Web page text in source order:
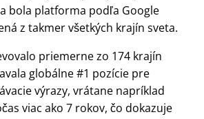
bola platforma podľa Google
z takmer všetkých krajín sveta.
priemerne zo 174 krajín
globálne #1 pozície pre
výrazy, vrátane napríklad
viac ako 7 rokov, čo dokazuje